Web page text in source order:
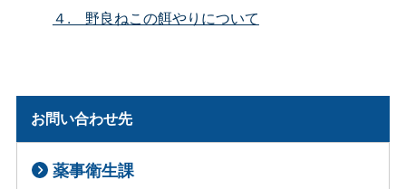
４. 野良ねこの餌やりについて
お問い合わせ先
薬事衛生課